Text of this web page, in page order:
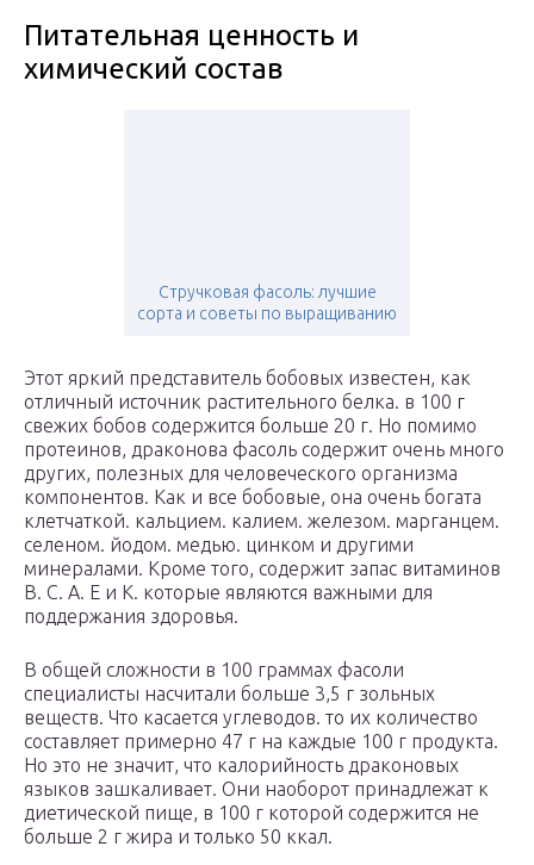
Питательная ценность и
химический состав
Стручковая фасоль: лучшие
сорта и советы по выращиванию
Этот яркий представитель бобовых известен, как
отличный источник растительного белка. в 100 г
свежих бобов содержится больше 20 г. Но помимо
протеинов, драконова фасоль содержит очень много
других, полезных для человеческого организма
компонентов. Как и все бобовые, она очень богата
клетчаткой. кальцием. калием. железом. марганцем.
селеном. йодом. медью. цинком и другими
минералами. Кроме того, содержит запас витаминов
В. С. А. Е и К. которые являются важными для
поддержания здоровья.
В общей сложности в 100 граммах фасоли
специалисты насчитали больше 3,5 г зольных
веществ. Что касается углеводов. то их количество
составляет примерно 47 г на каждые 100 г продукта.
Но это не значит, что калорийность драконовых
языков зашкаливает. Они наоборот принадлежат к
диетической пище, в 100 г которой содержится не
больше 2 г жира и только 50 ккал.